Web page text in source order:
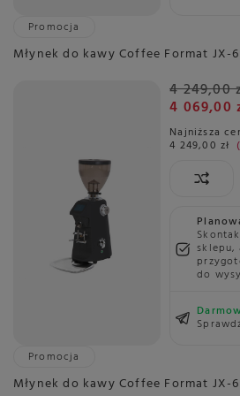
Promocja
Młynek do kawy Coffee Format JX-
4 249,00
4 069,00
Najniższa
4 249,00 zł
sklepu,
do
Promocja
Młynek do kawy Coffee Format JX-